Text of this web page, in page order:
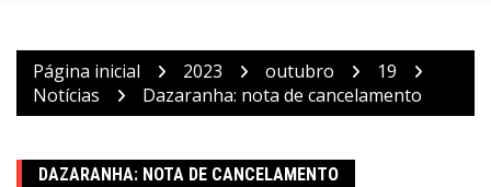
Página inicial 2023 outubro
19
Notícias
Dazaranha: nota de cancelamento
DAZARANHA: NOTA DE CANCELAMENTO